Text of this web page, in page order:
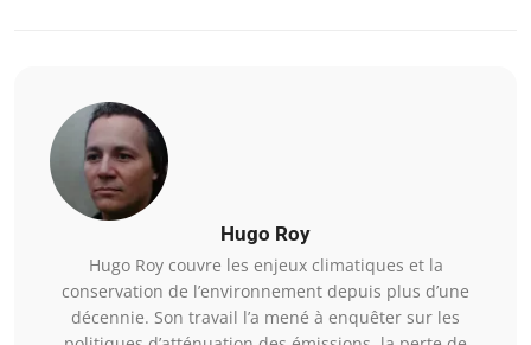
Hugo Roy
Hugo Roy couvre les enjeux climatiques et la
conservation de l’environnement depuis plus d’une
décennie. Son travail l’a mené à enquêter sur les